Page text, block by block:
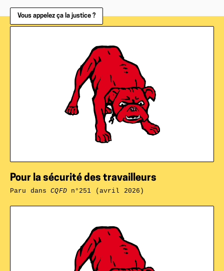
Vous appelez ça la justice ?
Pour la sécurité des travailleurs
Paru dansCQFDn°251 (avril 2026)